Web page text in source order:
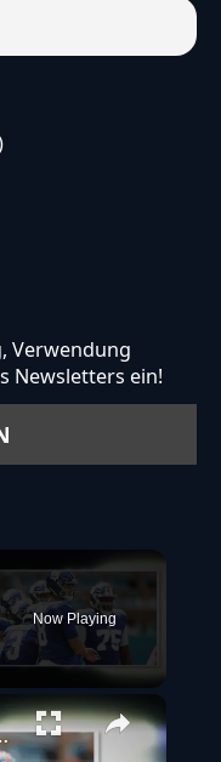
Verwendung
Newsletters ein!
Now Playing
in Woche 10